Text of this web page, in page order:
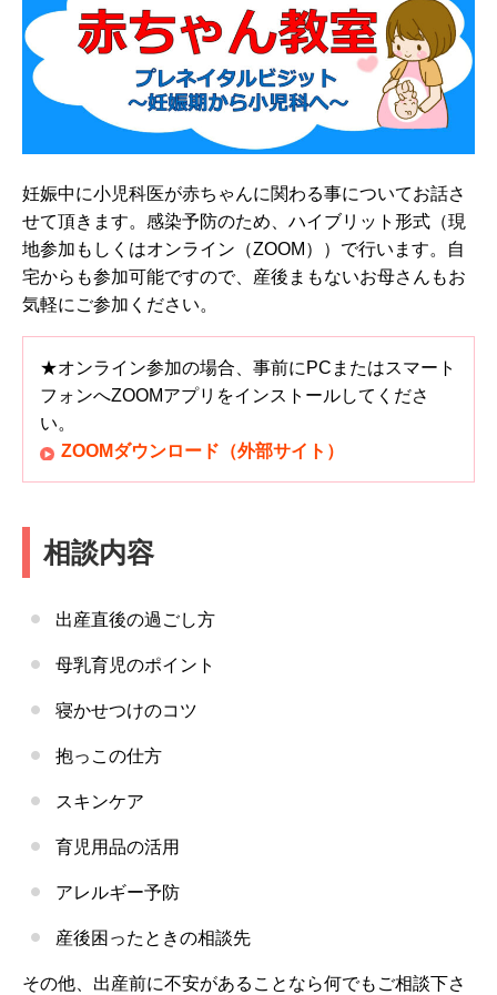
妊娠中に小児科医が赤ちゃんに関わる事についてお話さ
せて頂きます。感染予防のため、ハイブリット形式（現
地参加もしくはオンライン（ZOOM））で行います。自
宅からも参加可能ですので、産後まもないお母さんもお
気軽にご参加ください。
★オンライン参加の場合、事前にPCまたはスマート
フォンへZOOMアプリをインストールしてくださ
い。
ZOOMダウンロード（外部サイト）
相談内容
出産直後の過ごし方
母乳育児のポイント
寝かせつけのコツ
抱っこの仕方
スキンケア
育児用品の活用
アレルギー予防
産後困ったときの相談先
その他、出産前に不安があることなら何でもご相談下さ